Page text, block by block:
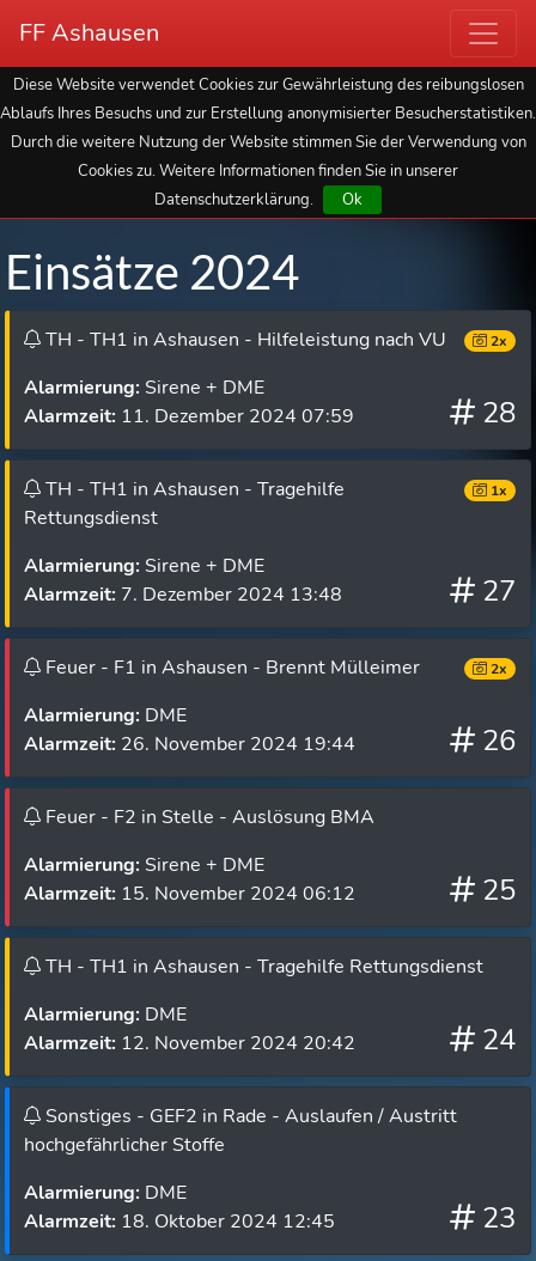
FF Ashausen
Diese Website verwendet Cookies zur Gewährleistung des reibungslosen
Ablaufs Ihres Besuchs und zur Erstellung anonymisierter Besucherstatistiken.
Durch die weitere Nutzung der Website stimmen Sie der Verwendung von
Cookies zu. Weitere Informationen finden Sie in unserer
Datenschutzerklärung.
Ok
Einsätze 2024
2x
TH - TH1 in Ashausen - Hilfeleistung nach VU
28
Alarmierung: Sirene + DME
Alarmzeit: 11. Dezember 2024 07:59
1x
TH - TH1 in Ashausen - Tragehilfe
Rettungsdienst
27
Alarmierung: Sirene + DME
Alarmzeit: 7. Dezember 2024 13:48
2x
Feuer - F1 in Ashausen - Brennt Mülleimer
26
Alarmierung: DME
Alarmzeit: 26. November 2024 19:44
Feuer - F2 in Stelle - Auslösung BMA
25
Alarmierung: Sirene + DME
Alarmzeit: 15. November 2024 06:12
TH - TH1 in Ashausen - Tragehilfe Rettungsdienst
24
Alarmierung: DME
Alarmzeit: 12. November 2024 20:42
Sonstiges - GEF2 in Rade - Auslaufen / Austritt
hochgefährlicher Stoffe
23
Alarmierung: DME
Alarmzeit: 18. Oktober 2024 12:45